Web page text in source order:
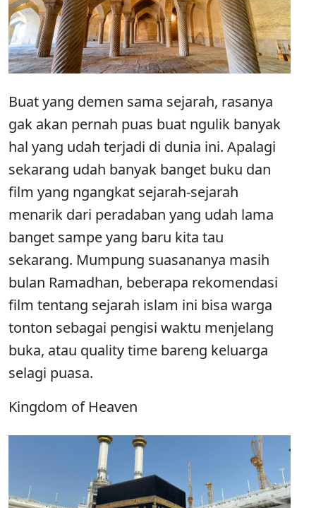
Buat yang demen sama sejarah, rasanya
gak akan pernah puas buat ngulik banyak
hal yang udah terjadi di dunia ini. Apalagi
sekarang udah banyak banget buku dan
film yang ngangkat sejarah-sejarah
menarik dari peradaban yang udah lama
banget sampe yang baru kita tau
sekarang. Mumpung suasananya masih
bulan Ramadhan, beberapa rekomendasi
film tentang sejarah islam ini bisa warga
tonton sebagai pengisi waktu menjelang
buka, atau quality time bareng keluarga
selagi puasa.
Kingdom of Heaven